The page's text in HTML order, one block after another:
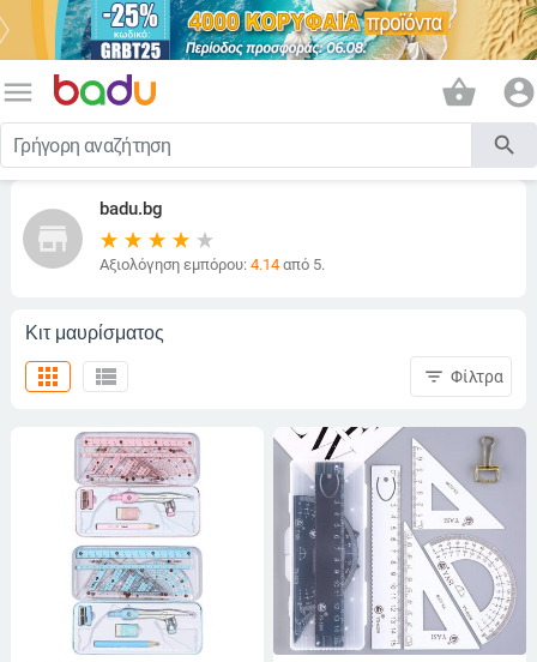
menu shopping_basket account_circle
search
store
badu.bg
Αξιολόγηση εμπόρου: 4.14από 5.
Κιτ μαυρίσματος
view_list
apps filter_list Φίλτρα